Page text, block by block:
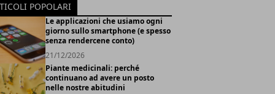
POPOLARI
Le applicazioni che usiamo ogni
giorno sullo smartphone (e spesso
senza rendercene conto)
21/12/2026
Piante medicinali: perché
continuano ad avere un posto
nelle nostre abitudini